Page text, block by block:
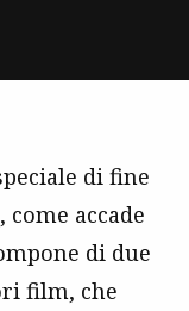
di fine
accade
di due
film, che